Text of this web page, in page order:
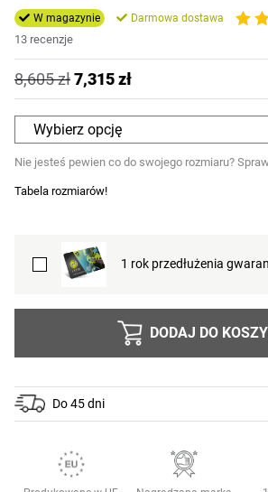
W magazynie Darmowa dostawa
13 recenzje
8,605zł7,315zł
Nie jesteś pewien co do swojego rozmiaru?
Tabela rozmiarów!
1 rok przedłużenia
DODAJ DO
Do 45 dni